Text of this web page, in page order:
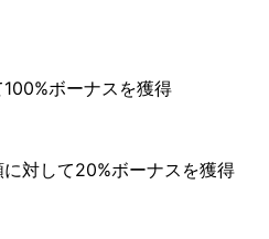
100%ボーナスを獲得
に対して20%ボーナスを獲得